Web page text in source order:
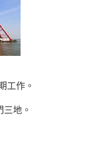
工作。
三地。